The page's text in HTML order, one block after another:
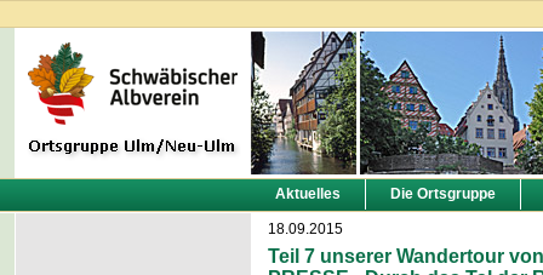
Aktuelles Die Ortsgruppe
18.09.2015
Teil 7 unserer Wandertour